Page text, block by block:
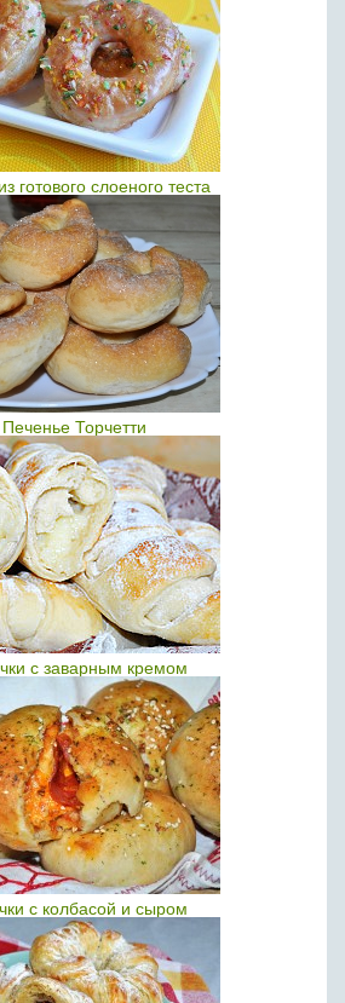
готового слоеного теста
Печенье Торчетти
с заварным кремом
с колбасой и сыром